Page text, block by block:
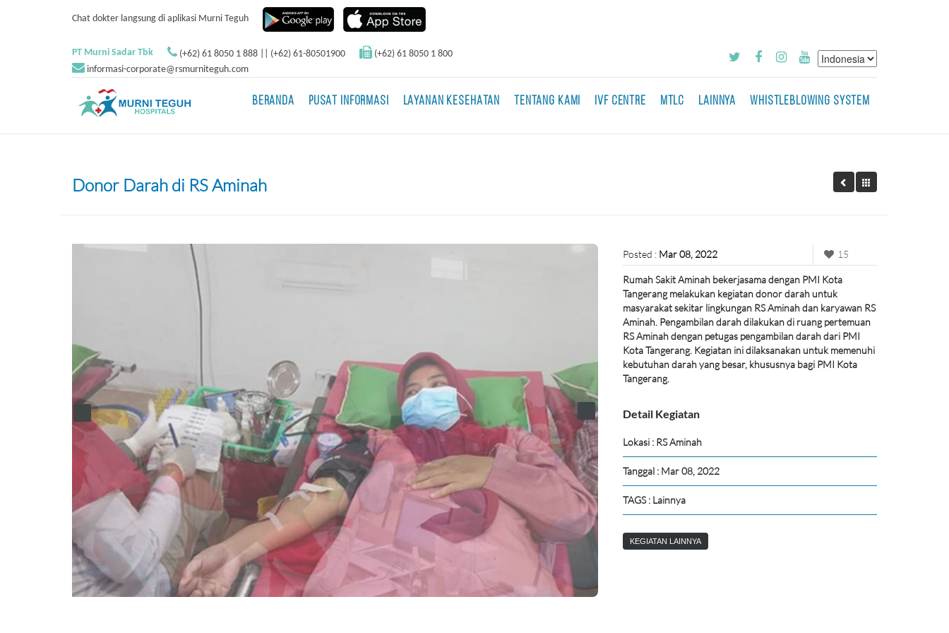
Chat dokter langsung di aplikasi Murni Teguh
PT Murni Sadar Tbk (+62) 61 8050 1 888 || (+62) 61-80501900
(+62) 61 8050 1 800
informasi-corporate@rsmurniteguh.com
BERANDA PUSAT INFORMASI LAYANAN KESEHATAN TENTANG KAMI IVF CENTRE MTLC LAINNYA WHISTLEBLOWING SYSTEM
Donor Darah di RS Aminah
Posted : Mar 08, 2022 15
Rumah Sakit Aminah bekerjasama dengan PMI Kota
Tangerang melakukan kegiatan donor darah untuk
masyarakat sekitar lingkungan RS Aminah dan karyawan RS
Aminah. Pengambilan darah dilakukan di ruang pertemuan
RS Aminah dengan petugas pengambilan darah dari PMI
Kota Tangerang. Kegiatan ini dilaksanakan untuk memenuhi
kebutuhan darah yang besar, khususnya bagi PMI Kota
Tangerang.
Detail Kegiatan
Lokasi : RS Aminah
Tanggal : Mar 08, 2022
TAGS : Lainnya
KEGIATAN LAINNYA